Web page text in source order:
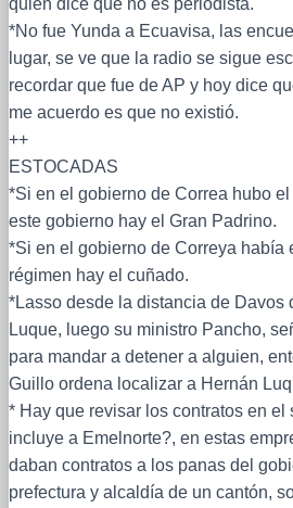
*No fue Yunda a Ecuavisa, las
lugar, se ve que la radio se sigue
recordar que fue de AP y hoy dice
me acuerdo es que no existió.
++
ESTOCADAS
*Si en el gobierno de Correa hubo
este gobierno hay el Gran Padrino.
*Si en el gobierno de Correya había
régimen hay el cuñado.
*Lasso desde la distancia de Davos
Luque, luego su ministro Pancho,
para mandar a detener a alguien,
Guillo ordena localizar a Hernán
* Hay que revisar los contratos en el
incluye a Emelnorte?, en estas
daban contratos a los panas del
prefectura y alcaldía de un cantón,